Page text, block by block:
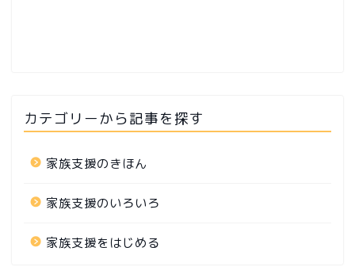
カテゴリーから記事を探す
家族支援のきほん
家族支援のいろいろ
家族支援をはじめる